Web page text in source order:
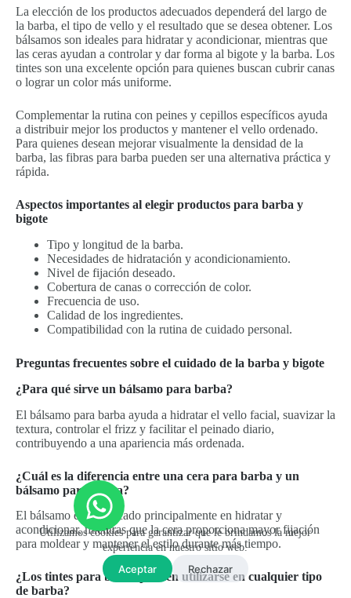
Utilizamos cookies para garantizar que le brindamos la mejor
experiencia en nuestro sitio web.
Aceptar Rechazar
La elección de los productos adecuados dependerá del largo de
la barba, el tipo de vello y el resultado que se desea obtener. Los
bálsamos son ideales para hidratar y acondicionar, mientras que
las ceras ayudan a controlar y dar forma al bigote y la barba. Los
tintes son una excelente opción para quienes buscan cubrir canas
o lograr un color más uniforme.
Complementar la rutina con peines y cepillos específicos ayuda
a distribuir mejor los productos y mantener el vello ordenado.
Para quienes desean mejorar visualmente la densidad de la
barba, las fibras para barba pueden ser una alternativa práctica y
rápida.
Aspectos importantes al elegir productos para barba y
bigote
Tipo y longitud de la barba.
Necesidades de hidratación y acondicionamiento.
Nivel de fijación deseado.
Cobertura de canas o corrección de color.
Frecuencia de uso.
Calidad de los ingredientes.
Compatibilidad con la rutina de cuidado personal.
Preguntas frecuentes sobre el cuidado de la barba y bigote
¿Para qué sirve un bálsamo para barba?
El bálsamo para barba ayuda a hidratar el vello facial, suavizar la
textura, controlar el frizz y facilitar el peinado diario,
contribuyendo a una apariencia más ordenada.
¿Cuál es la diferencia entre una cera para barba y un
bálsamo para barba?
El bálsamo está enfocado principalmente en hidratar y
acondicionar, mientras que la cera proporciona mayor fijación
para moldear y mantener el estilo durante más tiempo.
¿Los tintes para barba pueden utilizarse en cualquier tipo
de barba?